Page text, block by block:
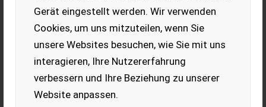
Gerät eingestellt werden. Wir verwenden
Cookies, um uns mitzuteilen, wenn Sie
unsere Websites besuchen, wie Sie mit uns
interagieren, Ihre Nutzererfahrung
verbessern und Ihre Beziehung zu unserer
Website anpassen.
Ladeort
Ort